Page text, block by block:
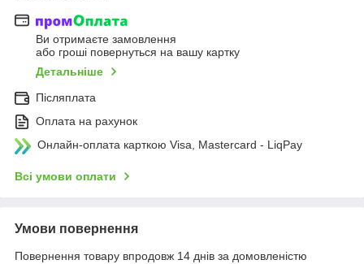
Ви отримаєте замовлення
або гроші повернуться на вашу картку
Детальніше
Післяплата
Оплата на рахунок
Онлайн-оплата карткою Visa, Mastercard - LiqPay
Всі умови оплати
Умови повернення
Повернення товару впродовж 14 днів за домовленістю